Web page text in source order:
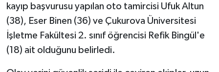
kayıp başvurusu yapılan oto tamircisi Ufuk Altun
(38), Eser Binen (36) ve Çukurova Üniversitesi
İşletme Fakültesi 2. sınıf öğrencisi Refik Bingül'e
(18) ait olduğunu belirledi.